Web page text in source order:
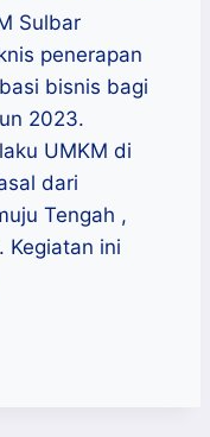
Sulbar
penerapan
bisnis bagi
2023.
UMKM di
dari
Tengah ,
Kegiatan ini